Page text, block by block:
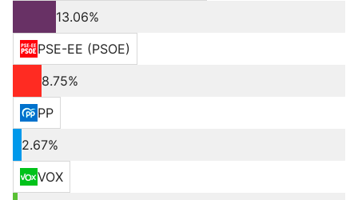
13.06%
PSE-EE (PSOE)
8.75%
PP
2.67%
VOX